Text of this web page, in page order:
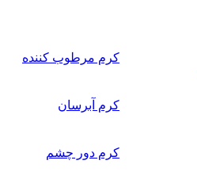
کرم مرطوب کننده
کرم آبرسان
کرم دور چشم